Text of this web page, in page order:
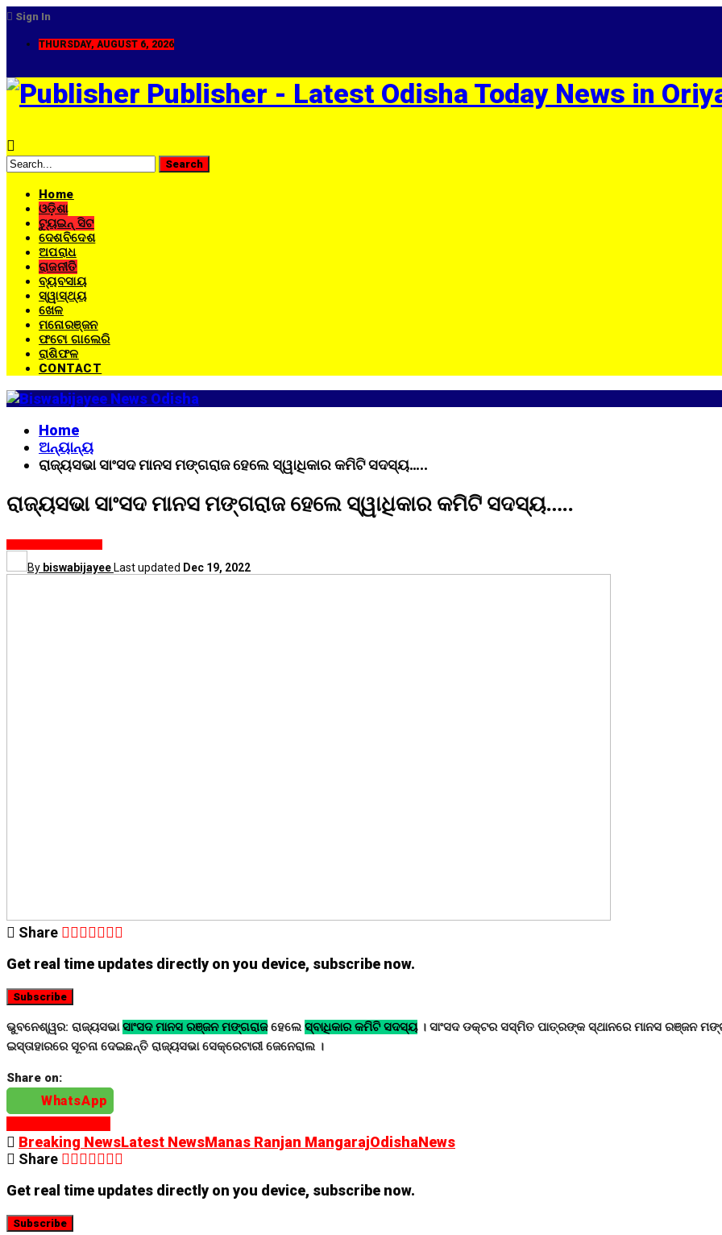
Sign In
THURSDAY, AUGUST 6, 2026
Publisher - Latest Odisha Today News in
Home
ଓଡ଼ିଶା
ଟ୍ୟୁଇନ୍ ସିଟ
ଦେଶବିଦେଶ
ଅପରାଧ
ରାଜନୀତି
ବ୍ୟବସାୟ
ସ୍ୱାସ୍ଥ୍ୟ
ଖେଳ
ମନୋରଞ୍ଜନ
ଫଟୋ ଗାଲେରି
ରାଶିଫଳ
CONTACT
Home
ଅନ୍ୟାନ୍ୟ
ରାଜ୍ୟସଭା ସାଂସଦ ମାନସ ମଙ୍ଗରାଜ ହେଲେ ସ୍ୱାଧିକାର କମିଟି ସଦସ୍ୟ…..
ରାଜ୍ୟସଭା ସାଂସଦ ମାନସ ମଙ୍ଗରାଜ ହେଲେ ସ୍ୱାଧିକାର କମିଟି ସଦସ୍ୟ…..
By biswabijayee Last updated Dec 19, 2022
Share
Get real time updates directly on you device, subscribe now.
Subscribe
ଭୁବନେଶ୍ୱର: ରାଜ୍ୟସଭାସାଂସଦ ମାନସ ରଞ୍ଜନ ମଙ୍ଗରାଜହେଲେ ସ୍ବାଧିକାର କମିଟି ସଦସ୍ୟ। ସାଂସଦ ଡକ୍ଟର ସସ୍ମିତ ପାତ୍ରଙ୍କ ସ୍ଥାନରେ ମାନସ ରଞ୍ଜନ
ଇସ୍ତାହାରରେ ସୂଚନା ଦେଇଛନ୍ତି ରାଜ୍ୟସଭା ସେକ୍ରେଟାରୀ ଜେନେରାଲ ।
Share on:
WhatsApp
Breaking NewsLatest NewsManas Ranjan MangarajOdishaNews
Share
Get real time updates directly on you device, subscribe now.
Subscribe